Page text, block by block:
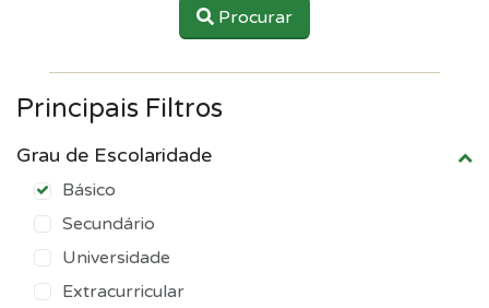
Procurar
Principais Filtros
Grau de Escolaridade
Básico
Secundário
Universidade
Extracurricular